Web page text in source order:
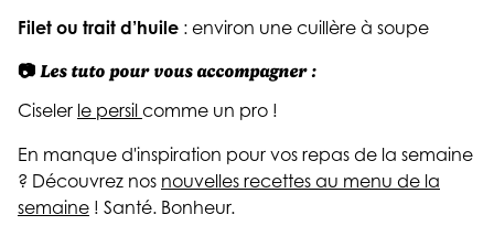
Filet ou trait d’huile : environ une cuillère à soupe
📷 Les tuto pour vous accompagner :
Ciseler le persil comme un pro !
En manque d'inspiration pour vos repas de la semaine
? Découvrez nos nouvelles recettes au menu de la
semaine ! Santé. Bonheur.